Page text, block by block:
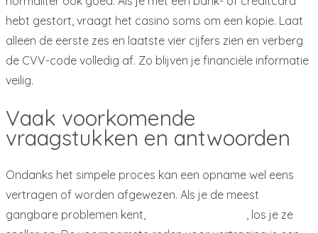
hebt gestort, vraagt het casino soms om een kopie. Laat
alleen de eerste zes en laatste vier cijfers zien en verberg
de CVV-code volledig af. Zo blijven je financiële informatie
veilig.
Vaak voorkomende
vraagstukken en antwoorden
Ondanks het simpele proces kan een opname wel eens
vertragen of worden afgewezen. Als je de meest
gangbare problemen kent,
, los je ze